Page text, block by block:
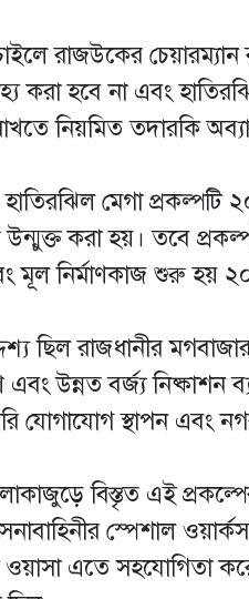
রাজউকের চেয়ারম্যান
করা হবে না এবং
নিয়মিত তদারকি
হাতিরঝিল মেগা
করা হয়। তবে
মূল নির্মাণকাজ শুরু হয়
ছিল রাজধানীর
এবং উন্নত বর্জ্য
যোগাযোগ স্থাপন এবং
বিস্তৃত এই
স্পেশাল
এতে সহযোগিতা